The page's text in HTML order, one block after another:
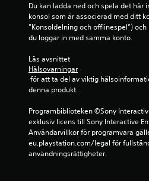
Du kan ladda ned och spela det här
konsol som är associerad med ditt
”Konsoldelning och offlinespel”)
du loggar in med samma konto.
Läs avsnittet
Hälsovarningar
denna produkt.
Programbiblioteken ©Sony
exklusiv licens till Sony Interactive
Användarvillkor för programvara
eu.playstation.com/legal för
användningsrättigheter.